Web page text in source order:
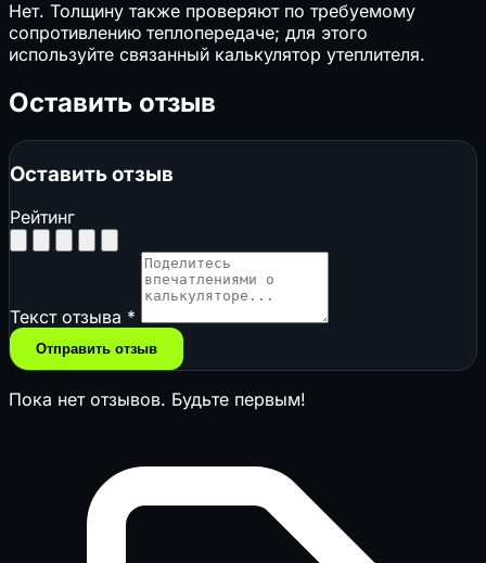
Нет. Толщину также проверяют по требуемому
сопротивлению теплопередаче; для этого
используйте связанный калькулятор утеплителя.
Оставить отзыв
Оставить отзыв
Рейтинг
Текст отзыва *
Отправить отзыв
Пока нет отзывов. Будьте первым!